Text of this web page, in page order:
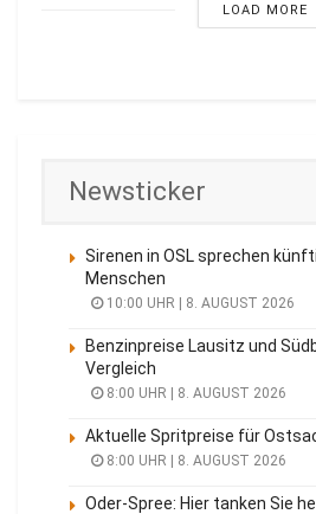
LOAD MORE
Newsticker
Sirenen in OSL sprechen
Menschen
10:00 UHR | 8. AUGUST 2026
Benzinpreise Lausitz und
Vergleich
8:00 UHR | 8. AUGUST 2026
Aktuelle Spritpreise für
8:00 UHR | 8. AUGUST 2026
Oder-Spree: Hier tanken Sie